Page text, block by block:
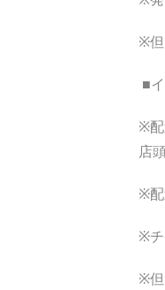
※但
■
※
店
※配
※チ
※但